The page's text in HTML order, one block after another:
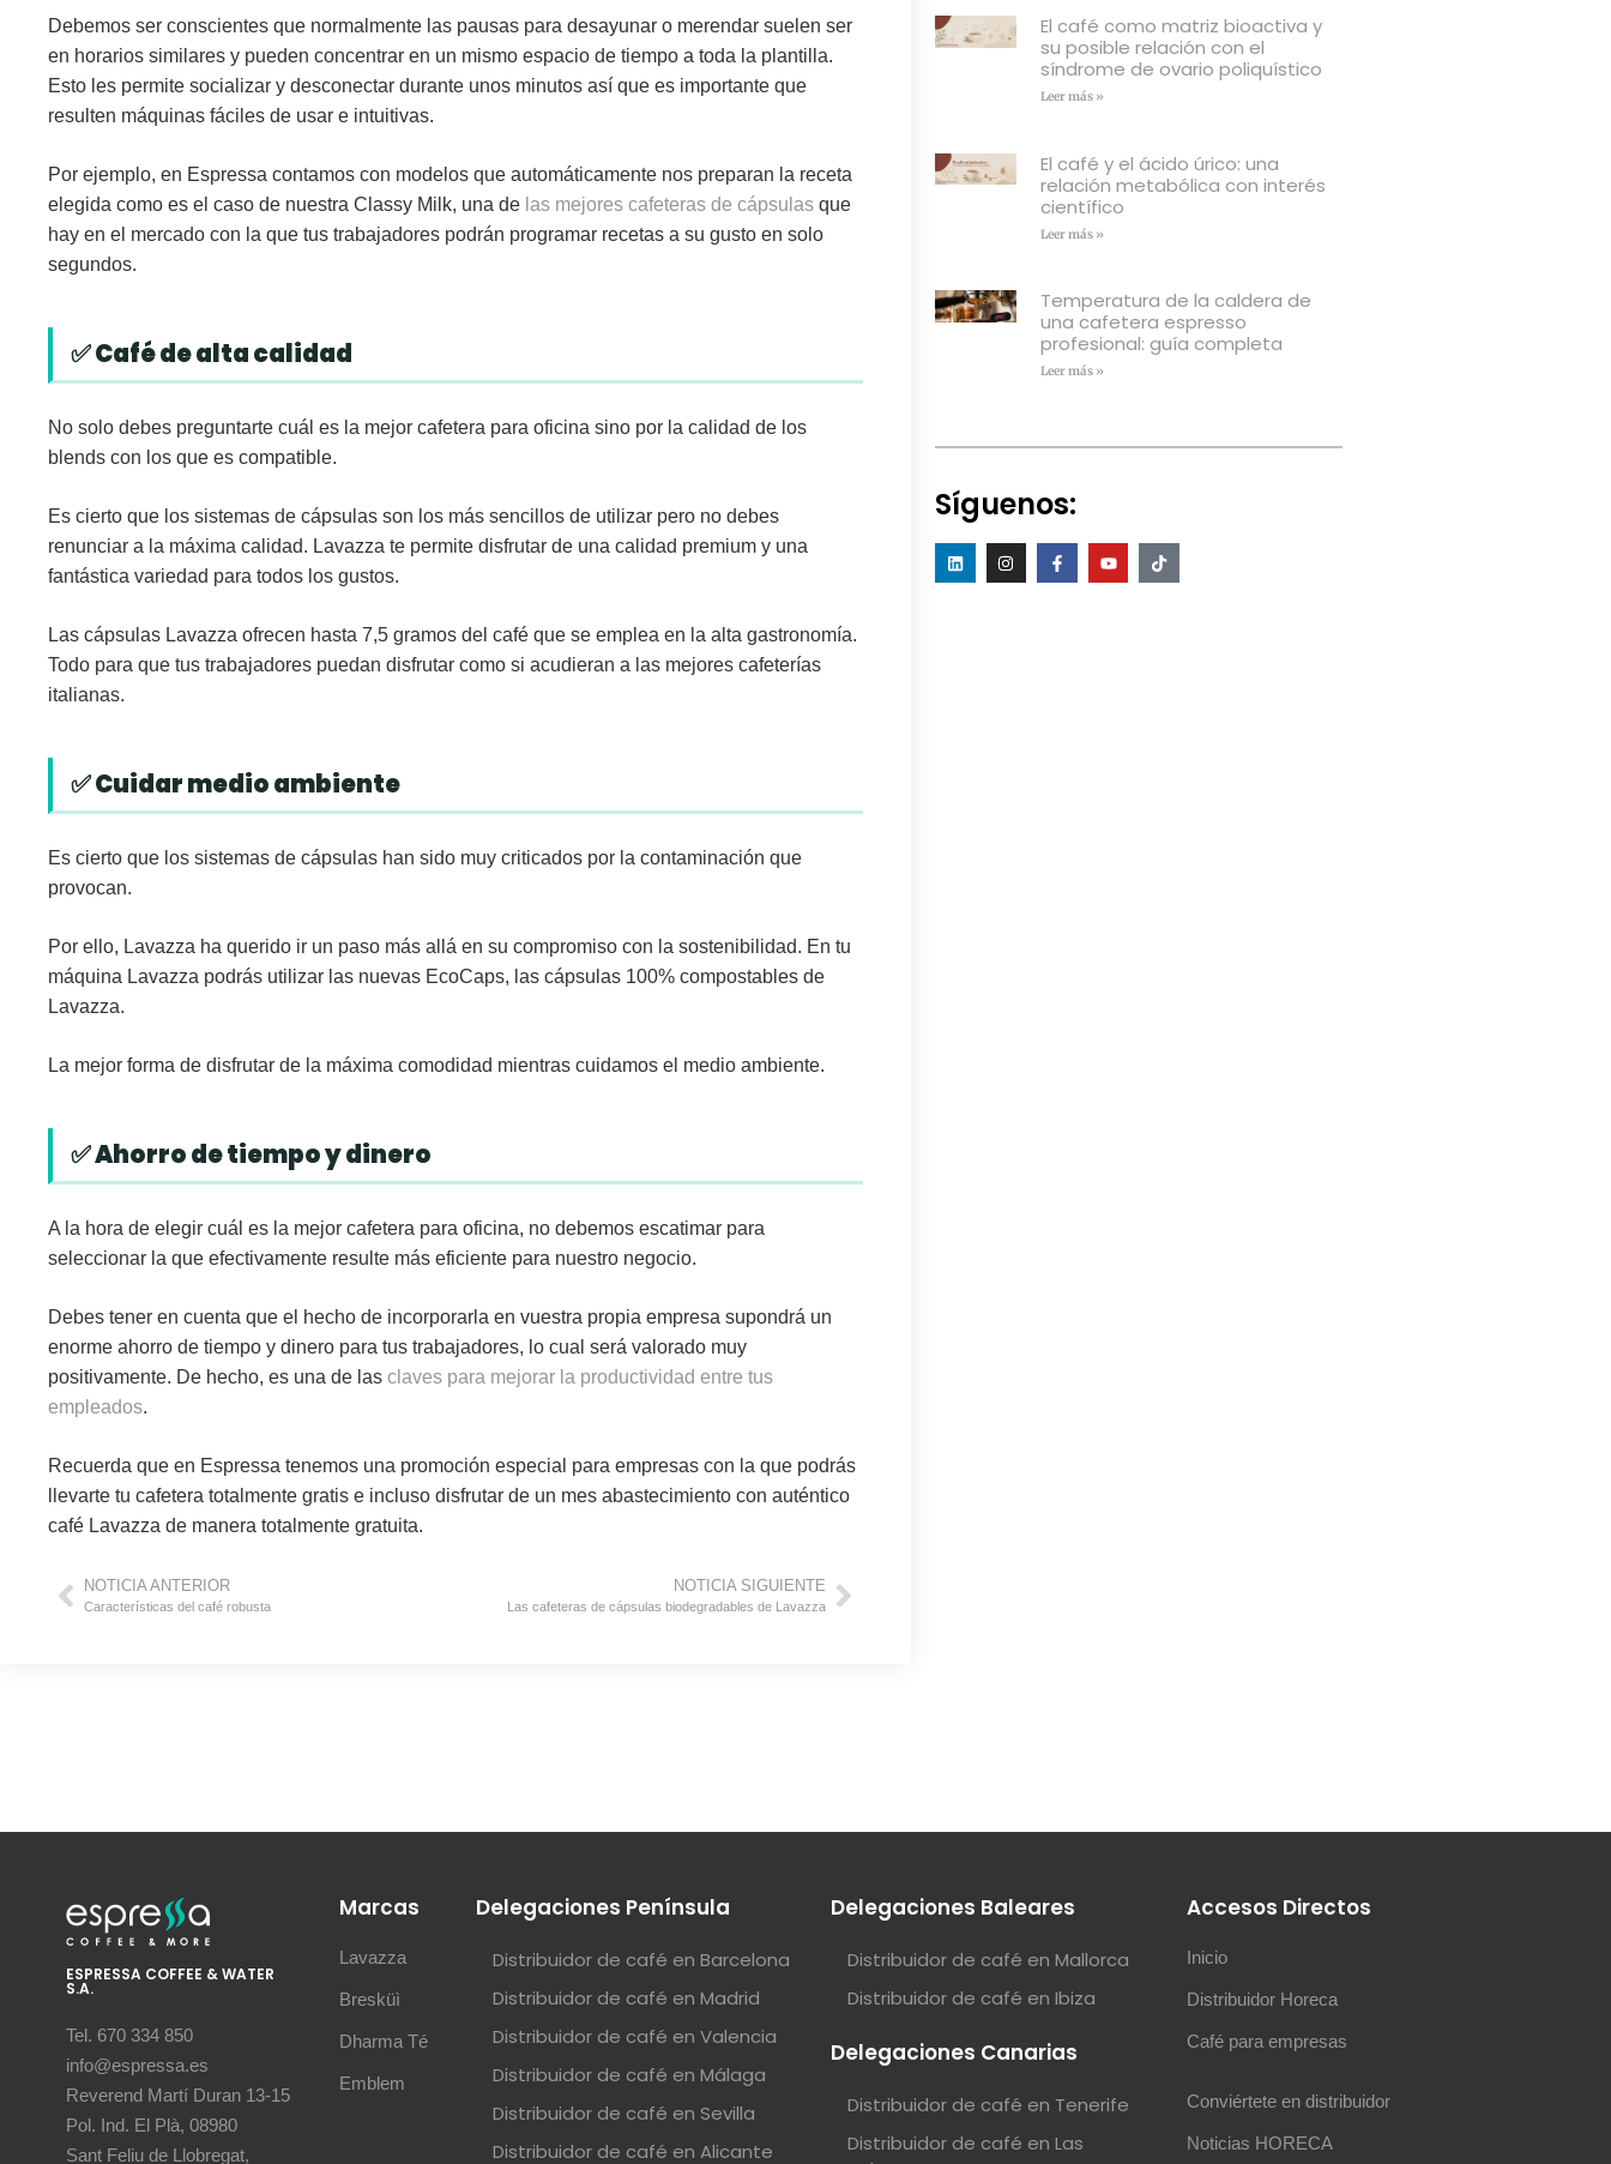
Debemos ser conscientes que normalmente las pausas para desayunar o merendar suelen ser
en horarios similares y pueden concentrar en un mismo espacio de tiempo a toda la plantilla.
Esto les permite socializar y desconectar durante unos minutos así que es importante que
resulten máquinas fáciles de usar e intuitivas.
Por ejemplo, en Espressa contamos con modelos que automáticamente nos preparan la receta
elegida como es el caso de nuestra Classy Milk, una de las mejores cafeteras de cápsulas que
hay en el mercado con la que tus trabajadores podrán programar recetas a su gusto en solo
segundos.
✅ Café de alta calidad
No solo debes preguntarte cuál es la mejor cafetera para oficina sino por la calidad de los
blends con los que es compatible.
Es cierto que los sistemas de cápsulas son los más sencillos de utilizar pero no debes
renunciar a la máxima calidad. Lavazza te permite disfrutar de una calidad premium y una
fantástica variedad para todos los gustos.
Las cápsulas Lavazza ofrecen hasta 7,5 gramos del café que se emplea en la alta gastronomía.
Todo para que tus trabajadores puedan disfrutar como si acudieran a las mejores cafeterías
italianas.
✅ Cuidar medio ambiente
Es cierto que los sistemas de cápsulas han sido muy criticados por la contaminación que
provocan.
Por ello, Lavazza ha querido ir un paso más allá en su compromiso con la sostenibilidad. En tu
máquina Lavazza podrás utilizar las nuevas EcoCaps, las cápsulas 100% compostables de
Lavazza.
La mejor forma de disfrutar de la máxima comodidad mientras cuidamos el medio ambiente.
✅ Ahorro de tiempo y dinero
A la hora de elegir cuál es la mejor cafetera para oficina, no debemos escatimar para
seleccionar la que efectivamente resulte más eficiente para nuestro negocio.
Debes tener en cuenta que el hecho de incorporarla en vuestra propia empresa supondrá un
enorme ahorro de tiempo y dinero para tus trabajadores, lo cual será valorado muy
positivamente. De hecho, es una de las claves para mejorar la productividad entre tus
empleados.
Recuerda que en Espressa tenemos una promoción especial para empresas con la que podrás
llevarte tu cafetera totalmente gratis e incluso disfrutar de un mes abastecimiento con auténtico
café Lavazza de manera totalmente gratuita.
NOTICIA ANTERIOR
Características del café robusta
NOTICIA SIGUIENTE
Las cafeteras de cápsulas biodegradables de Lavazza
El café como matriz bioactiva y
su posible relación con el
síndrome de ovario poliquístico
Leer más »
El café y el ácido úrico: una
relación metabólica con interés
científico
Leer más »
Temperatura de la caldera de
una cafetera espresso
profesional: guía completa
Leer más »
Síguenos:
ESPRESSA COFFEE & WATER
S.A.
Tel. 670 334 850
info@espressa.es
Reverend Martí Duran 13-15
Pol. Ind. El Plà, 08980
Sant Feliu de Llobregat,
Marcas
Lavazza
Bresküì
Dharma Té
Emblem
Delegaciones Península
Distribuidor de café en Barcelona
Distribuidor de café en Madrid
Distribuidor de café en Valencia
Distribuidor de café en Málaga
Distribuidor de café en Sevilla
Distribuidor de café en Alicante
Delegaciones Baleares
Distribuidor de café en Mallorca
Distribuidor de café en Ibiza
Delegaciones Canarias
Distribuidor de café en Tenerife
Distribuidor de café en Las
Accesos Directos
Inicio
Distribuidor Horeca
Café para empresas
Conviértete en distribuidor
Noticias HORECA